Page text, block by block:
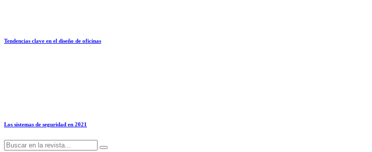
Tendencias clave en el diseño de oficinas
Los sistemas de seguridad en 2021